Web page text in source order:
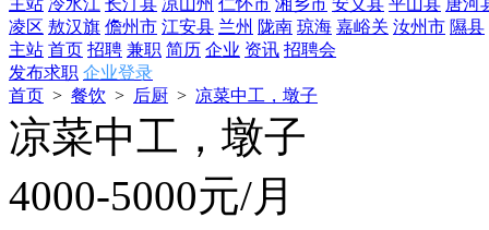
主站 冷水江 长汀县 凉山州 仁怀市 湘乡市 安义县 平山县 唐河
凌区 敖汉旗 儋州市 江安县 兰州 陇南 琼海 嘉峪关 汝州市 隰县
主站 首页 招聘 兼职 简历 企业 资讯 招聘会
发布求职 企业登录
首页 > 餐饮 > 后厨 > 凉菜中工，墩子
凉菜中工，墩子
4000-5000元/月